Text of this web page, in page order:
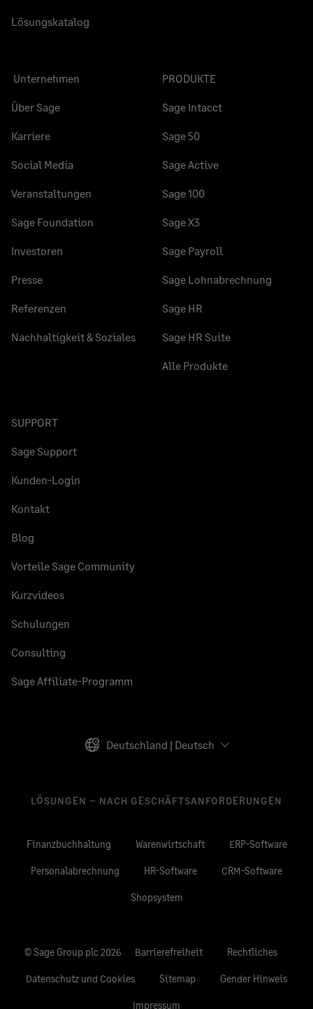
Lösungskatalog
Unternehmen
Über Sage
Karriere
Social Media
Veranstaltungen
Sage Foundation
Investoren
Presse
Referenzen
Nachhaltigkeit & Soziales
PRODUKTE
Sage Intacct
Sage 50
Sage Active
Sage 100
Sage X3
Sage Payroll
Sage Lohnabrechnung
Sage HR
Sage HR Suite
Alle Produkte
SUPPORT
Sage Support
Kunden-Login
Kontakt
Blog
Vorteile Sage Community
Kurzvideos
Schulungen
Consulting
Sage Affiliate-Programm
Deutschland | Deutsch
LÖSUNGEN – NACH GESCHÄFTSANFORDERUNGEN
Finanzbuchhaltung Warenwirtschaft ERP-Software
Personalabrechnung HR-Software CRM-Software
Shopsystem
© Sage Group plc 2026 Barrierefreiheit Rechtliches
Datenschutz und Cookies Sitemap Gender Hinweis
Impressum